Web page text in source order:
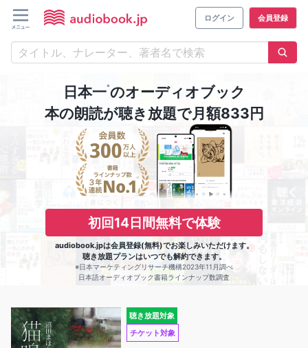
ログイン 会員登録
日本一※のオーディオブック
本の朗読が聴き放題で月額833円
初回14日間無料で体験
audiobook.jpは会員登録(無料)でお楽しみいただけます。
聴き放題プランはいつでも解約できます。
※日本マーケティングリサーチ機構2023年11月調べ
日本語オーディオブック書籍ラインナップ数調査
聴き放題対象
チケット対象